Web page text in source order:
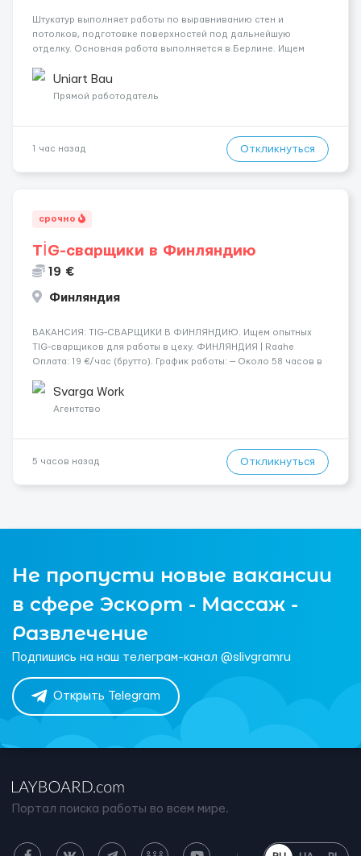
Штукатур выполняет работы по выравниванию стен и
потолков, подготовке поверхностей под дальнейшую
отделку. Основная работа выполняется в Берлине. Ищем
специалистов с подтверждённым опытом и портфолио.
Обязанности Подготовка оснований ...
Uniart Bau
Прямой работодатель
1 час назад Откликнуться
срочно
TİG-сварщики в Финляндию
19 €
Финляндия
​​ВАКАНСИЯ: TIG-СВАРЩИКИ В ФИНЛЯНДИЮ. Ищем опытных
TIG-сварщиков для работы в цеху. ФИНЛЯНДИЯ | Raahe
Оплата: 19 €/час (брутто). График работы: — Около 58 часов в
переработки. Дата начала: — Как можно скорее....
Svarga Work
Агентство
5 часов назад Откликнуться
Не пропусти новые вакансии
в сфере Эскорт - Массаж -
Развлечение
Подпишись на наш телеграм-канал @slivgramru
Открыть Telegram
Портал поиска работы во всем мире.